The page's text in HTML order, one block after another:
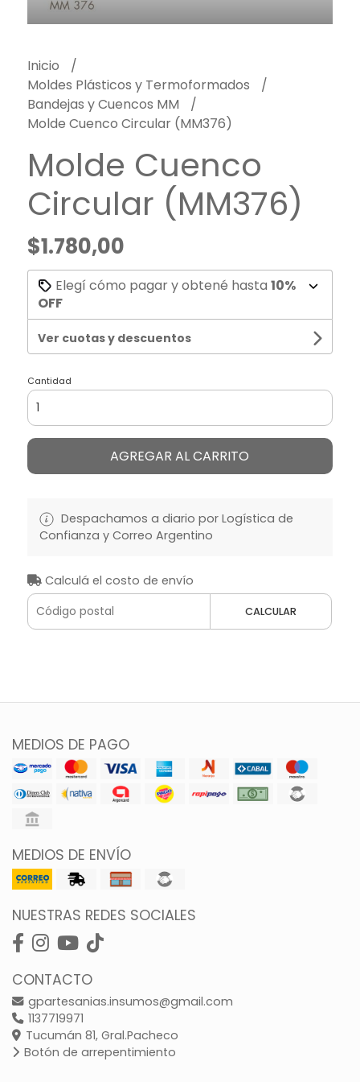
Inicio
Moldes Plásticos y Termoformados
Bandejas y Cuencos MM
Molde Cuenco Circular (MM376)
Molde Cuenco
Circular (MM376)
$1.780,00
Elegí cómo pagar y obtené hasta 10%
OFF
Ver cuotas y descuentos
Cantidad
AGREGAR AL CARRITO
Despachamos a diario por Logística de
Confianza y Correo Argentino
Calculá el costo de envío
CALCULAR
MEDIOS DE PAGO
MEDIOS DE ENVÍO
NUESTRAS REDES SOCIALES
CONTACTO
gpartesanias.insumos@gmail.com
1137719971
Tucumán 81, Gral.Pacheco
Botón de arrepentimiento